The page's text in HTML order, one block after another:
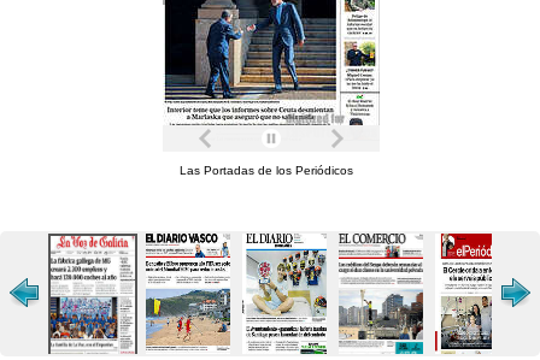
Las Portadas de los Periódicos